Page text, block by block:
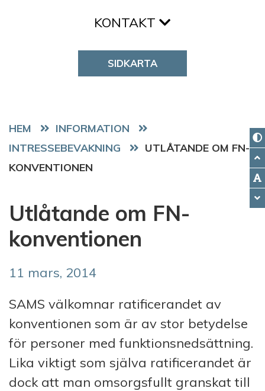
KONTAKT
SIDKARTA
HEM
INTRESSEBEVAKNING
UTLÅTANDE OM FN-
KONVENTIONEN
Utlåtande om FN-
konventionen
11 mars, 2014
SAMS välkomnar ratificerandet av
konventionen som är av stor betydelse
för personer med funktionsnedsättning.
Lika viktigt som själva ratificerandet är
dock att man omsorgsfullt granskat till